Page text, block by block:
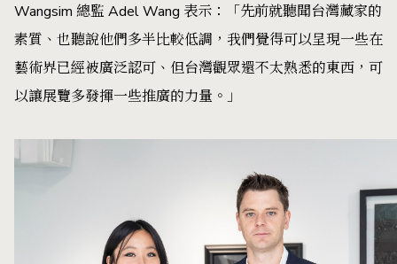
Wangsim 總監 Adel Wang 表示：「先前就聽聞台灣藏家的
素質、也聽說他們多半比較低調，我們覺得可以呈現一些在
藝術界已經被廣泛認可、但台灣觀眾還不太熟悉的東西，可
以讓展覽多發揮一些推廣的力量。」